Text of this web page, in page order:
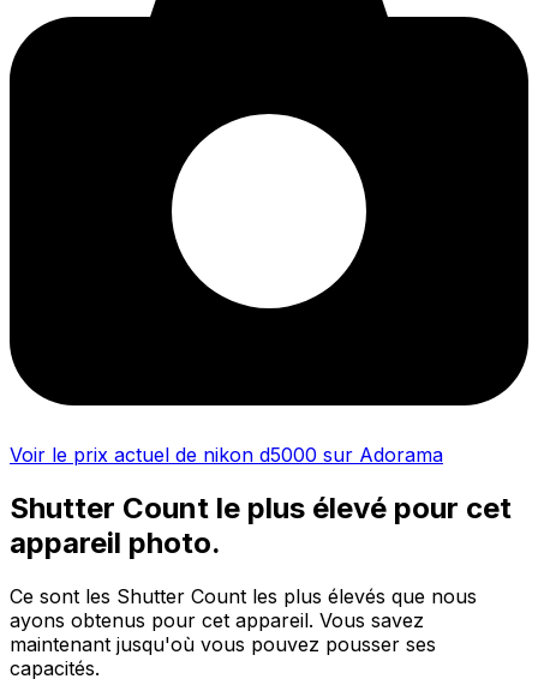
Voir le prix actuel de nikon d5000 sur Adorama
Shutter Count le plus élevé pour cet
appareil photo.
Ce sont les Shutter Count les plus élevés que nous
ayons obtenus pour cet appareil. Vous savez
maintenant jusqu'où vous pouvez pousser ses
capacités.